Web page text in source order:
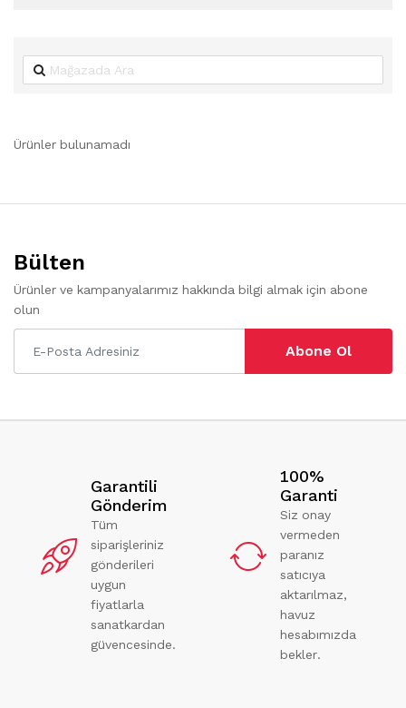
Ürünler bulunamadı
Bülten
Ürünler ve kampanyalarımız hakkında bilgi almak için abone
olun
Abone Ol
Garantili
Gönderim
Tüm
siparişleriniz
gönderileri
uygun
fiyatlarla
sanatkardan
güvencesinde.
100%
Garanti
Siz onay
vermeden
paranız
satıcıya
aktarılmaz,
havuz
hesabımızda
bekler.